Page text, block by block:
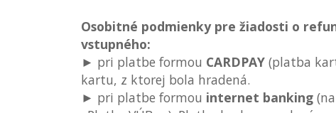
Osobitné podmienky pre žiadosti o
vstupného:
► pri platbe formou CARDPAY (platba
kartu, z ktorej bola hradená.
► pri platbe formou internet banking